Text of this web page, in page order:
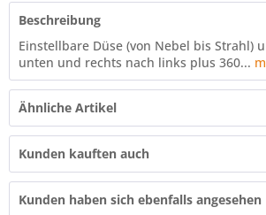
Beschreibung
Einstellbare Düse (von Nebel bis Strahl)
unten und rechts nach links plus 360...
Ähnliche Artikel
Kunden kauften auch
Kunden haben sich ebenfalls angesehen